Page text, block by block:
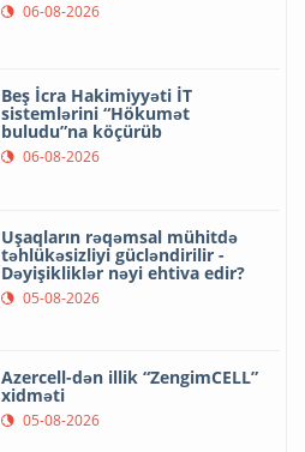
06-08-2026
Beş İcra Hakimiyyəti İT
sistemlərini “Hökumət
buludu”na köçürüb
06-08-2026
Uşaqların rəqəmsal mühitdə
təhlükəsizliyi gücləndirilir -
Dəyişikliklər nəyi ehtiva edir?
05-08-2026
Azercell-dən illik “ZengimCELL”
xidməti
05-08-2026